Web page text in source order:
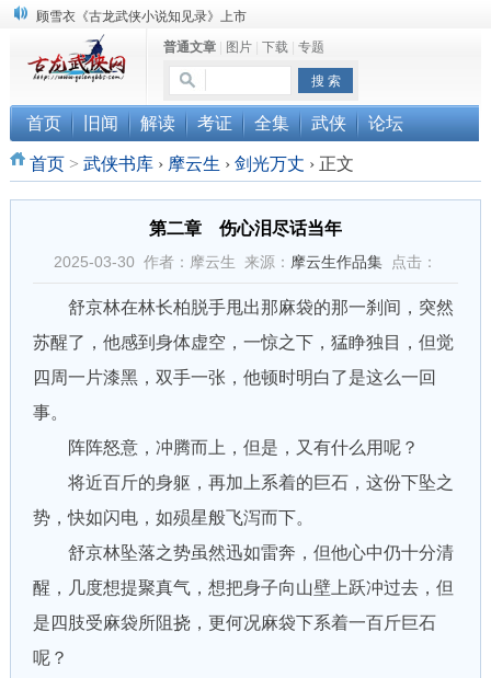
《古龙小说原貌探究》修订版已上市
普通文章| 图片| 下载| 专题
首页 旧闻 解读 考证 全集 武侠 论坛
首页> 武侠书库 › 摩云生 › 剑光万丈 ›正文
第二章 伤心泪尽话当年
2025-03-30 作者：摩云生 来源： 摩云生作品集点击：
舒京林在林长柏脱手甩出那麻袋的那一刹间，突然
苏醒了，他感到身体虚空，一惊之下，猛睁独目，但觉
四周一片漆黑，双手一张，他顿时明白了是这么一回
事。
阵阵怒意，冲腾而上，但是，又有什么用呢？
将近百斤的身躯，再加上系着的巨石，这份下坠之
势，快如闪电，如殒星般飞泻而下。
舒京林坠落之势虽然迅如雷奔，但他心中仍十分清
醒，几度想提聚真气，想把身子向山壁上跃冲过去，但
是四肢受麻袋所阻挠，更何况麻袋下系着一百斤巨石
呢？